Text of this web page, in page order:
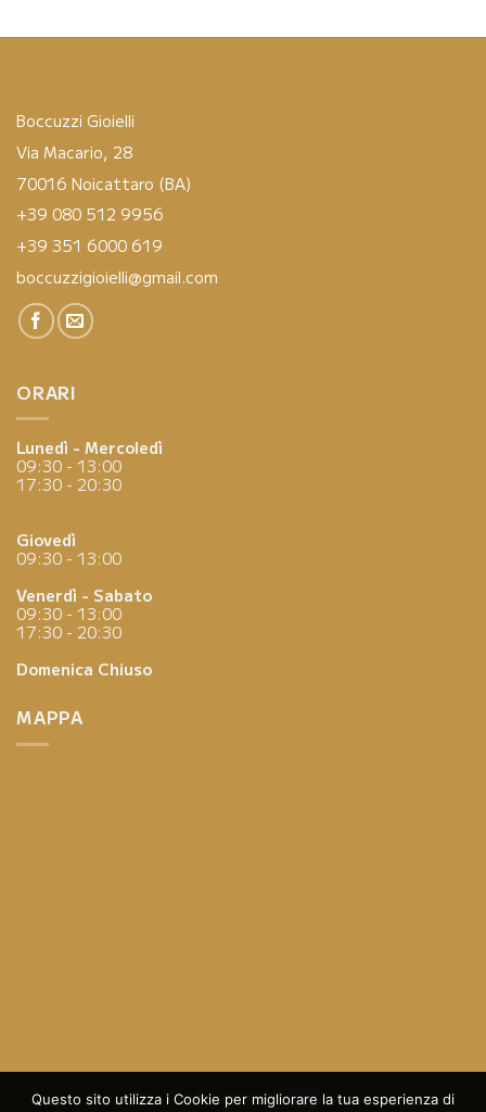
Boccuzzi Gioielli
Via Macario, 28
70016 Noicattaro (BA)
+39 080 512 9956
+39 351 6000 619
boccuzzigioielli@gmail.com
ORARI
Lunedì - Mercoledì
09:30 - 13:00
17:30 - 20:30
Giovedì
09:30 - 13:00
Venerdì - Sabato
09:30 - 13:00
17:30 - 20:30
Domenica Chiuso
MAPPA
Questo sito utilizza i Cookie per migliorare la tua esperienza di